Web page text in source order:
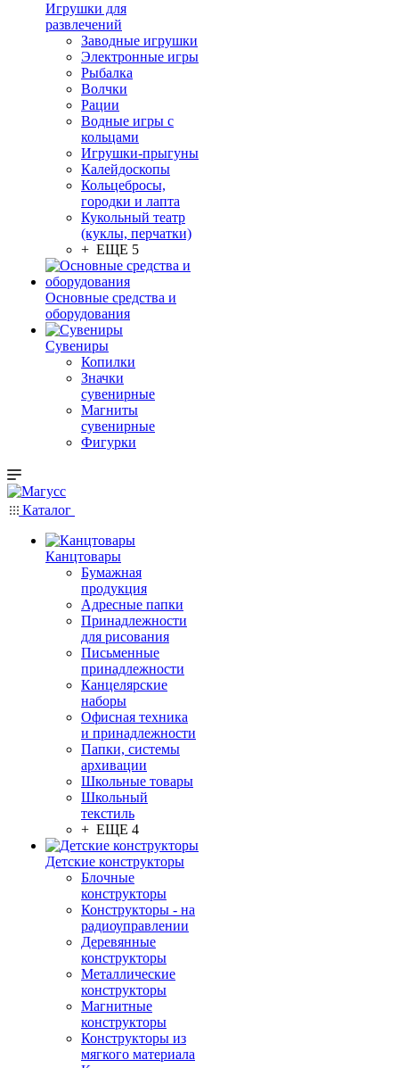
Игрушки для
развлечений
Заводные игрушки
Электронные игры
Рыбалка
Волчки
Рации
Водные игры с
кольцами
Игрушки-прыгуны
Калейдоскопы
Кольцебросы,
городки и лапта
Кукольный театр
(куклы, перчатки)
+ ЕЩЕ 5
Основные средства и
оборудования
Сувениры
Копилки
Значки
сувенирные
Магниты
сувенирные
Фигурки
Каталог
Канцтовары
Бумажная
продукция
Адресные папки
Принадлежности
для рисования
Письменные
принадлежности
Канцелярские
наборы
Офисная техника
и принадлежности
Папки, системы
архивации
Школьные товары
Школьный
текстиль
+ ЕЩЕ 4
Детские конструкторы
Блочные
конструкторы
Конструкторы - на
радиоуправлении
Деревянные
конструкторы
Металлические
конструкторы
Магнитные
конструкторы
Конструкторы из
мягкого материала